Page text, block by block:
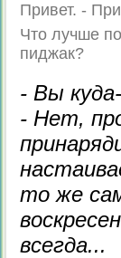
Привет. -
Что лучше
пиджак?
- Вы
- Нет,
то же
всегда...